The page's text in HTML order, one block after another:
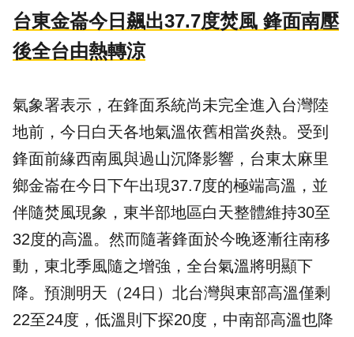
台東金崙今日飆出37.7度焚風 鋒面南壓
後全台由熱轉涼
氣象署表示，在鋒面系統尚未完全進入台灣陸
地前，今日白天各地氣溫依舊相當炎熱。受到
鋒面前緣西南風與過山沉降影響，台東太麻里
鄉金崙在今日下午出現37.7度的極端高溫，並
伴隨焚風現象，東半部地區白天整體維持30至
32度的高溫。然而隨著鋒面於今晚逐漸往南移
動，東北季風隨之增強，全台氣溫將明顯下
降。預測明天（24日）北台灣與東部高溫僅剩
22至24度，低溫則下探20度，中南部高溫也降